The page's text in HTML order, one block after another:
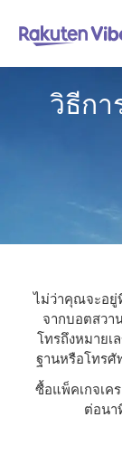
วิธีกา
ไม่ว่าคุณจะอยู่
จากบอตสวา
โทรถึงหมายเ
ฐานหรือโทรศั
ซื้อแพ็คเกจเค
ต่อนา